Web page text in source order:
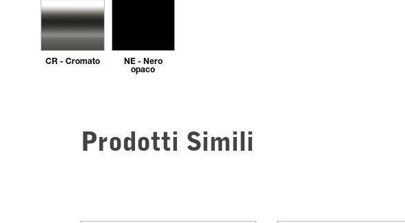
CR - Cromato
NE - Nero
opaco
Prodotti Simili